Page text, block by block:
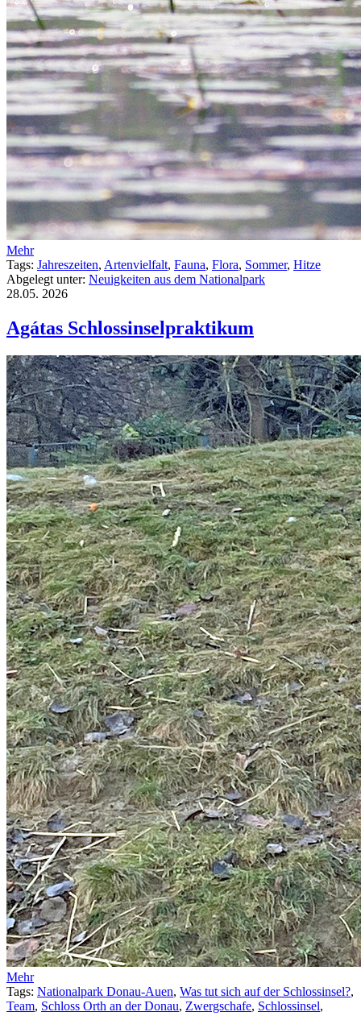
Mehr
Tags: Jahreszeiten, Artenvielfalt, Fauna, Flora, Sommer, Hitze
Abgelegt unter: Neuigkeiten aus dem Nationalpark
28.05. 2026
Agátas Schlossinselpraktikum
Mehr
Tags: Nationalpark Donau-Auen, Was tut sich auf der Schlossinsel?,
Team, Schloss Orth an der Donau, Zwergschafe, Schlossinsel,